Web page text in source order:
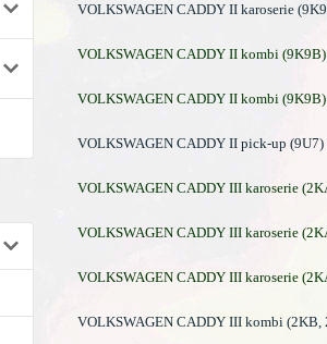
VOLKSWAGEN CADDY II karoserie
VOLKSWAGEN CADDY II kombi
VOLKSWAGEN CADDY II kombi
VOLKSWAGEN CADDY II pick-up
VOLKSWAGEN CADDY III karoserie
VOLKSWAGEN CADDY III karoserie
VOLKSWAGEN CADDY III karoserie
VOLKSWAGEN CADDY III kombi